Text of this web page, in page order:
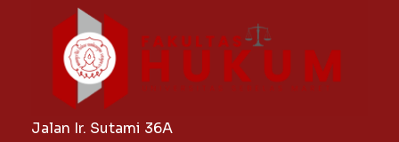
Jalan Ir. Sutami 36A